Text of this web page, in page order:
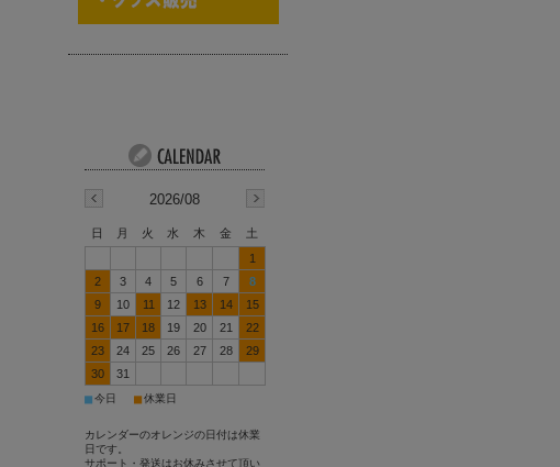
2026/08
日 月 火 水 木 金
土
1
2
3 4 5 6 7
8
9
10 11 12 13 14
15
16
17 18 19 20 21
22
23
24 25 26 27 28
29
30
31
■今日 ■休業日
カレンダーのオレンジの日付は休業
日です。
サポート・発送はお休みさせて頂い